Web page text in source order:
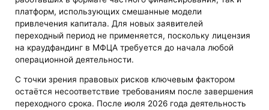
платформ, использующих смешанные модели
привлечения капитала. Для новых заявителей
переходный период не применяется, поскольку лицензия
на краудфандинг в МФЦА требуется до начала любой
операционной деятельности.
С точки зрения правовых рисков ключевым фактором
остаётся несоответствие требованиям после завершения
переходного срока. После июля 2026 года деятельность